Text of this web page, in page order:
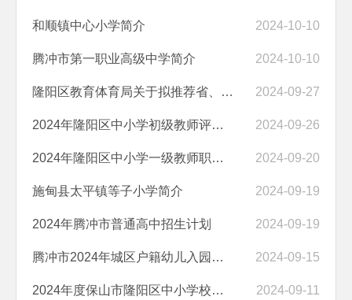
和顺镇中心小学简介 2024-10-10
腾冲市第一职业高级中学简介 2024-10-10
隆阳区教育体育局关于拟推荐省、市基础教育学科带头人、骨干教师、教坛... 2024-09-27
2024年隆阳区中小学初级教师评审委员会评审结果公示 2024-09-26
2024年隆阳区中小学一级教师职称评审委员会拟评审人员名单公示 2024-09-20
施甸县太平镇等子小学简介 2024-09-19
2024年腾冲市普通高中招生计划 2024-09-19
腾冲市2024年城区户籍幼儿入园​报名确认操作指引 2024-09-15
2024年度保山市隆阳区中小学校申报初级教师职称拟参加评审人员名单公示 2024-09-11